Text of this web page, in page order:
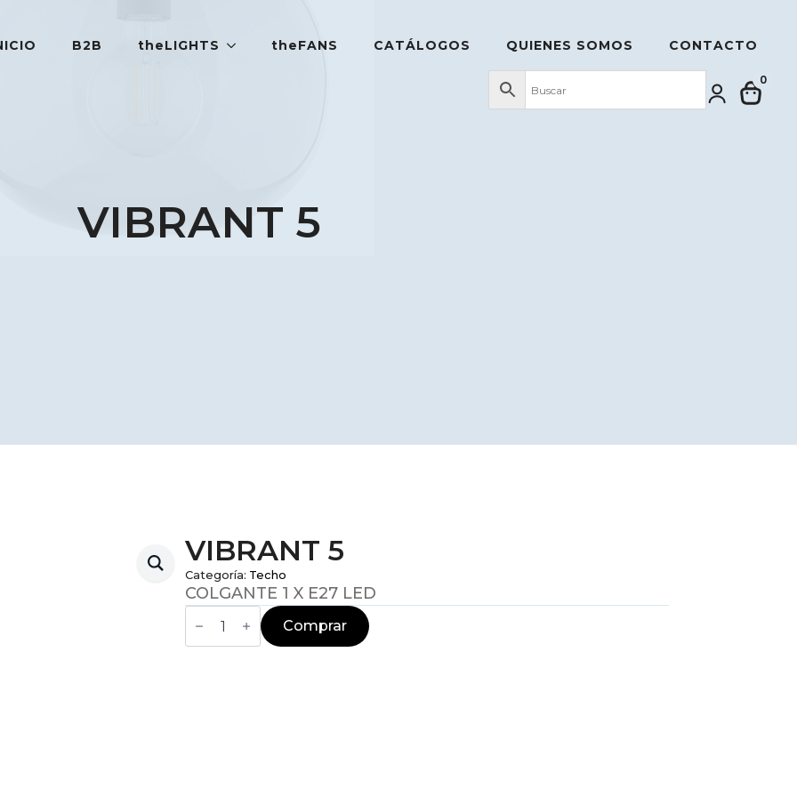
B2B theLIGHTS theFANS CATÁLOGOS QUIENES SOMOS CONTACTO
0
VIBRANT 5
VIBRANT 5
Categoría: Techo
COLGANTE 1 X E27 LED
VIBRANT
Comprar